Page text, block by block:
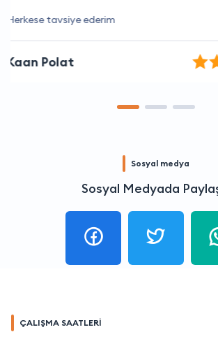
İşini bilen bir firma.
Mustafa Taş
Sosyal medya
Sosyal Medyada
ÇALIŞMA SAATLERİ